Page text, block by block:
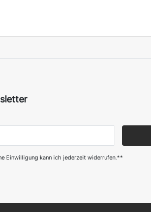
Einwilligung kann ich jederzeit widerrufen.**